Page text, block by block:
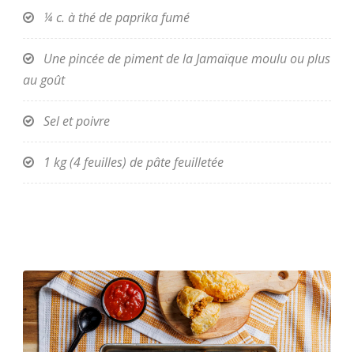
¼ c. à thé de paprika fumé
Une pincée de piment de la Jamaïque moulu ou plus
au goût
Sel et poivre
1 kg (4 feuilles) de pâte feuilletée